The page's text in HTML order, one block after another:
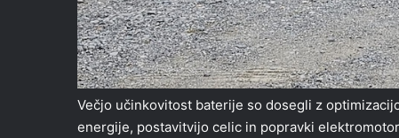
Večjo učinkovitost baterije so dosegli z
energije, postavitvijo celic in popravki